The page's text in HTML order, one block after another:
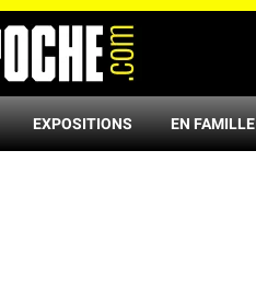
EXPOSITIONS EN FAMILLE